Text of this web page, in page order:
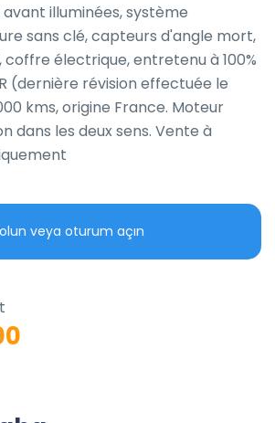
avant illuminées, système
sans clé, capteurs d'angle mort,
électrique, entretenu à 100%
(dernière révision effectuée le
kms, origine France. Moteur
dans les deux sens. Vente à
veya oturum açın